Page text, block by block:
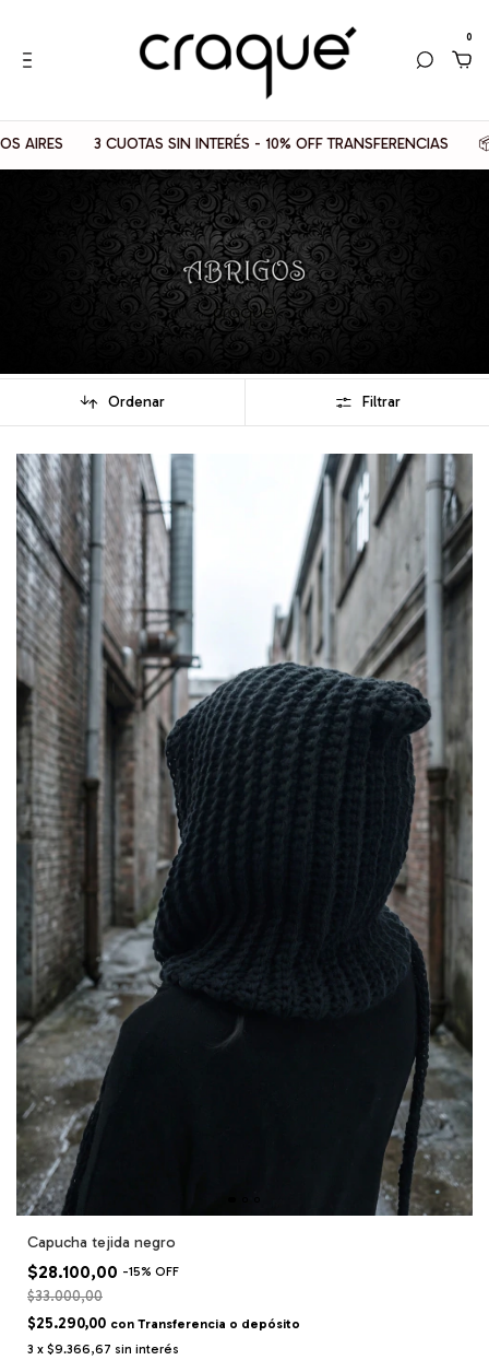
0
SIN INTERÉS - 10% OFF TRANSFERENCIAS 📦 ENVIOS GRATIS A
Ordenar Filtrar
Capucha tejida negro
$28.100,00 -15% OFF
$33.000,00
$25.290,00 con Transferencia o depósito
3 x $9.366,67 sin interés